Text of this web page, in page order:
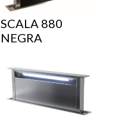
SCALA 880
NEGRA